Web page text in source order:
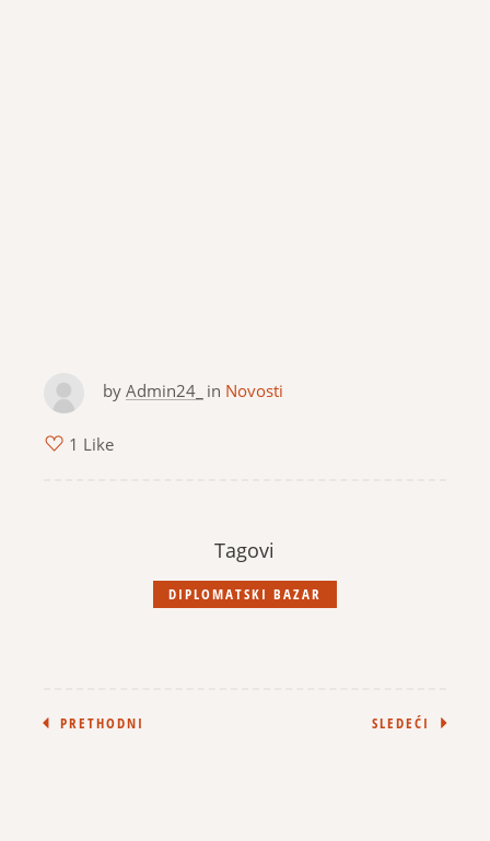
by Admin24_ in Novosti
1 Like
Tagovi
DIPLOMATSKI BAZAR
PRETHODNI SLEDEĆI